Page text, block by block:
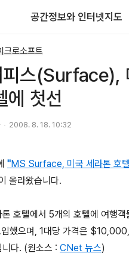
공간정보와 인터넷지도
크로소프트
스(Surface),
에 첫선
2008. 8. 18. 10:32
"MS Surface, 미국 세라톤 호텔
올라왔습니다.
호텔에서 5개의 호텔에 여행
했으며, 1대당 가격은
다. (원소스 : CNet 뉴스)